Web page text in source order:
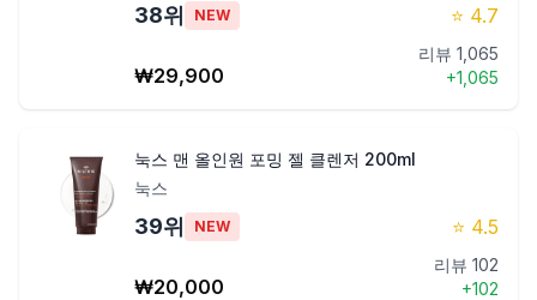
38위 NEW ⭐ 4.7
₩29,900
리뷰 1,065
+1,065
눅스 맨 올인원 포밍 젤 클렌저 200ml
눅스
39위 NEW ⭐ 4.5
₩20,000
리뷰 102
+102